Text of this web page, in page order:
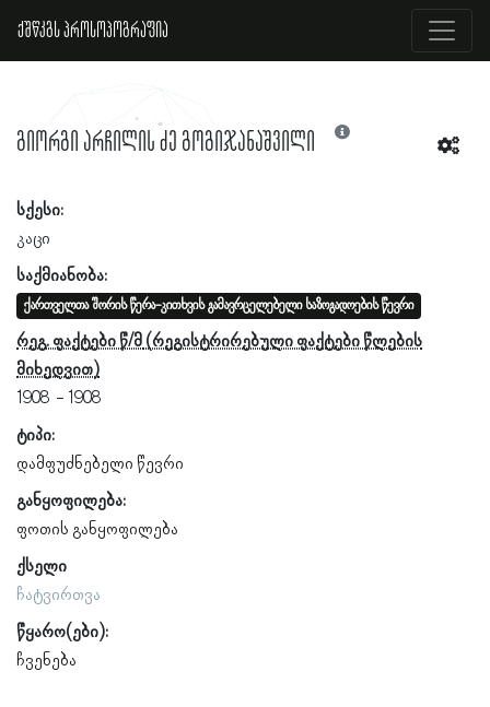
ქშწკგს პროსოპოგრაფია
გიორგი არჩილის ძე გოგიჯანაშვილი
სქესი:
კაცი
საქმიანობა:
ქართველთა შორის წერა-კითხვის გამავრცელებელი საზოგადოების წევრი
რეგ. ფაქტები წ/მ
1908
1908
ტიპი:
დამფუძნებელი წევრი
განყოფილება:
ფოთის განყოფილება
ქსელი
ჩატვირთვა
წყარო(ები):
ჩვენება